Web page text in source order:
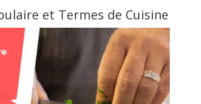
et Termes de Cuisine